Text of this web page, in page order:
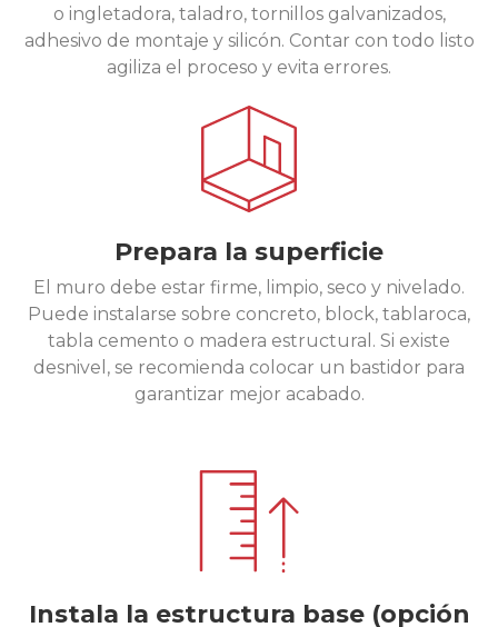
o ingletadora, taladro, tornillos galvanizados,
adhesivo de montaje y silicón. Contar con todo listo
agiliza el proceso y evita errores.
Prepara la superficie
El muro debe estar firme, limpio, seco y nivelado.
Puede instalarse sobre concreto, block, tablaroca,
tabla cemento o madera estructural. Si existe
desnivel, se recomienda colocar un bastidor para
garantizar mejor acabado.
Instala la estructura base (opción